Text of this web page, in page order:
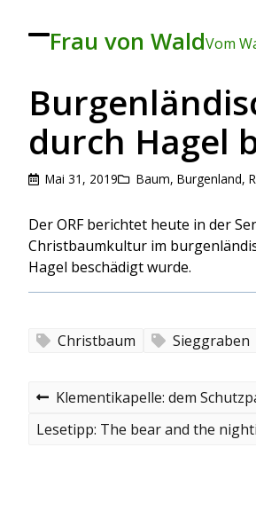
To
me
nu
Frau von WaldVom
durch Hagel
Mai 31, 2019 Baum, Burgenland,
Der ORF berichtet heute in der
Christbaumkultur im
Hagel beschädigt wurde.
Christbaum Sieggraben
B
e
P
e
Klementikapelle: dem
N
Lesetipp: The bear and the